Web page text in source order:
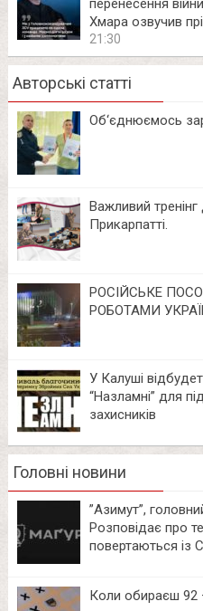
перенесення
Хмара озвучив
21:30
Авторські статті
Об‘єднюємось
Важливий
Прикарпатті.
РОСІЙСЬКЕ
РОБОТАМИ
У Калуші
“Назламні” для
захисників
Головні новини
⁨”Азимут”,
Розповідає про
повертаються із
Коли обираєш